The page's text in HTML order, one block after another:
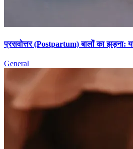
प्रसवोत्तर (Postpartum) बालों का झड़ना:
General